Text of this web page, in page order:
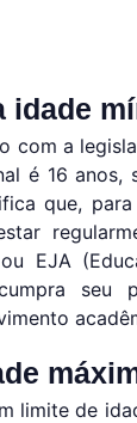
idade
com a
é 16 anos,
que,
EJA
seu
limite de